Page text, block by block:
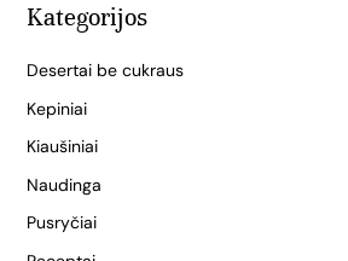
Kategorijos
Desertai be cukraus
Kepiniai
Kiaušiniai
Naudinga
Pusryčiai